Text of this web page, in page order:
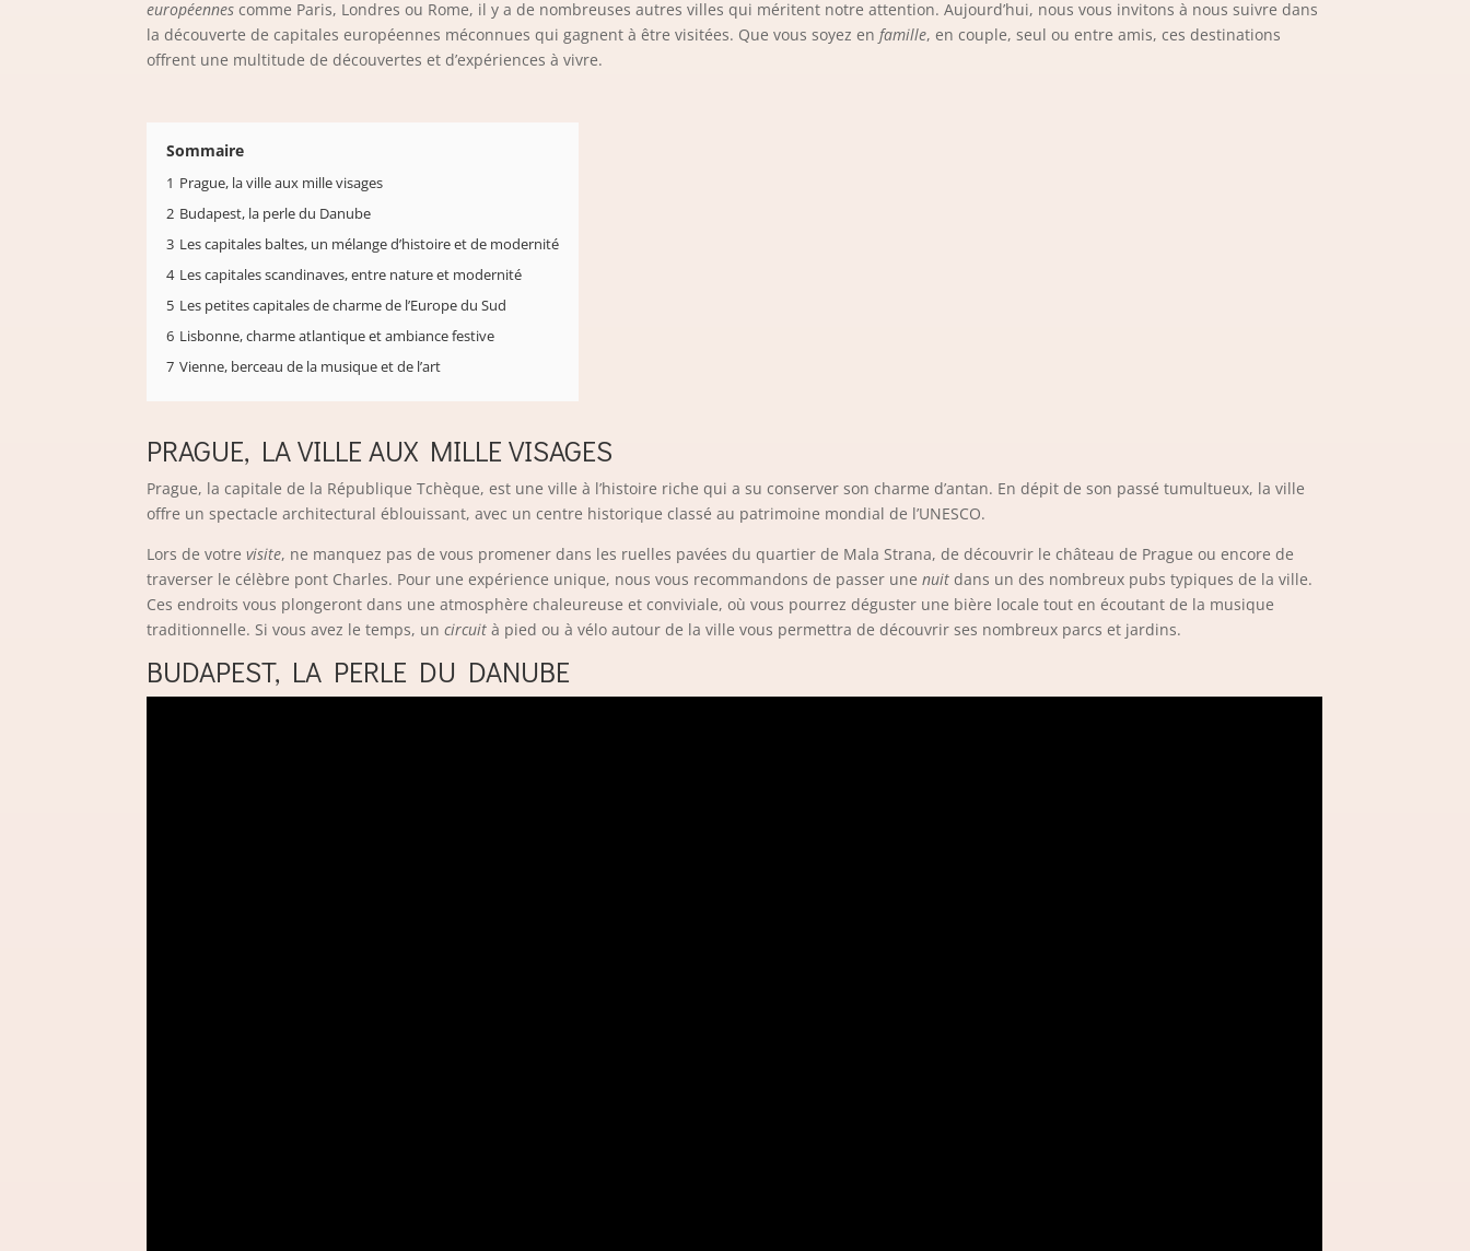
européennes comme Paris, Londres ou Rome, il y a de nombreuses autres villes qui méritent notre attention. Aujourd’hui, nous vous invitons à nous suivre dans
la découverte de capitales européennes méconnues qui gagnent à être visitées. Que vous soyez enfamille, en couple, seul ou entre amis, ces destinations
offrent une multitude de découvertes et d’expériences à vivre.
Sommaire
1 Prague, la ville aux mille visages
2 Budapest, la perle du Danube
3 Les capitales baltes, un mélange d’histoire et de modernité
4 Les capitales scandinaves, entre nature et modernité
5 Les petites capitales de charme de l’Europe du Sud
6 Lisbonne, charme atlantique et ambiance festive
7 Vienne, berceau de la musique et de l’art
PRAGUE, LA VILLE AUX MILLE VISAGES
Prague, la capitale de la République Tchèque, est une ville à l’histoire riche qui a su conserver son charme d’antan. En dépit de son passé tumultueux, la ville
offre un spectacle architectural éblouissant, avec un centre historique classé au patrimoine mondial de l’UNESCO.
Lors de votrevisite, ne manquez pas de vous promener dans les ruelles pavées du quartier de Mala Strana, de découvrir le château de Prague ou encore de
traverser le célèbre pont Charles. Pour une expérience unique, nous vous recommandons de passer unenuit dans un des nombreux pubs typiques de la ville.
Ces endroits vous plongeront dans une atmosphère chaleureuse et conviviale, où vous pourrez déguster une bière locale tout en écoutant de la musique
traditionnelle. Si vous avez le temps, uncircuit à pied ou à vélo autour de la ville vous permettra de découvrir ses nombreux parcs et jardins.
BUDAPEST, LA PERLE DU DANUBE